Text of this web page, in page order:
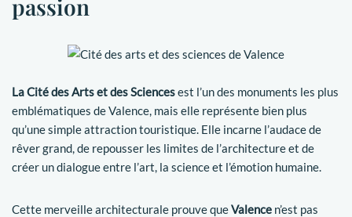
passion
La Cité des Arts et des Sciencesest l’un des monuments les plus
emblématiques de Valence, mais elle représente bien plus
qu’une simple attraction touristique. Elle incarne l’audace de
rêver grand, de repousser les limites de l’architecture et de
créer un dialogue entre l’art, la science et l’émotion humaine.
Cette merveille architecturale prouve queValence n’est pas